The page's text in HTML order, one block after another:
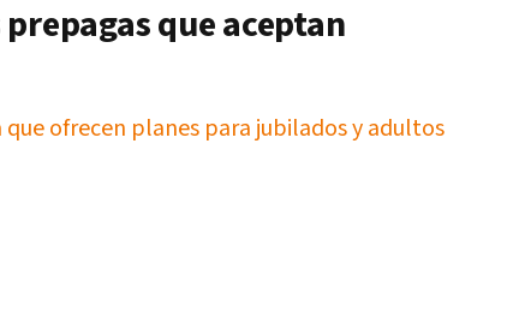
que aceptan
ofrecen planes para jubilados y adultos